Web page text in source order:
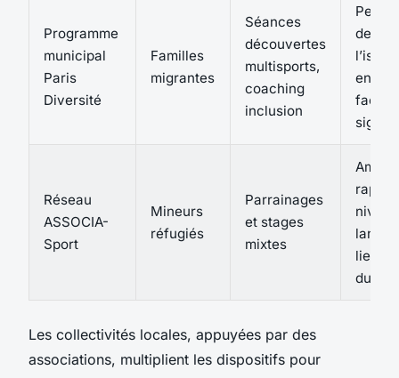
Programme
municipal
Paris
Diversité
Familles
migrantes
Séances
découvertes
multisports,
coaching
inclusion
de
en
façon
Réseau
ASSOCIA-
Sport
Mineurs
réfugiés
Parrainages
et stages
mixtes
liens
Les collectivités locales, appuyées par des
associations, multiplient les dispositifs pour